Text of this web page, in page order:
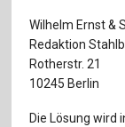
Wilhelm Ernst &
Redaktion
Rotherstr. 21
10245 Berlin
Die Lösung wird